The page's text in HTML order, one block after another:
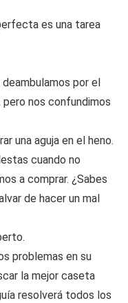
es una tarea
por el
nos confundimos
una aguja en el heno.
cuando no
a comprar. ¿Sabes
de hacer un mal
problemas en su
la mejor caseta
resolverá todos los